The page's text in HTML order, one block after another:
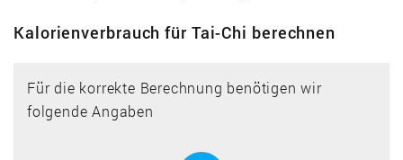
Kalorienverbrauch für Tai-Chi berechnen
Für die korrekte Berechnung benötigen wir
folgende Angaben